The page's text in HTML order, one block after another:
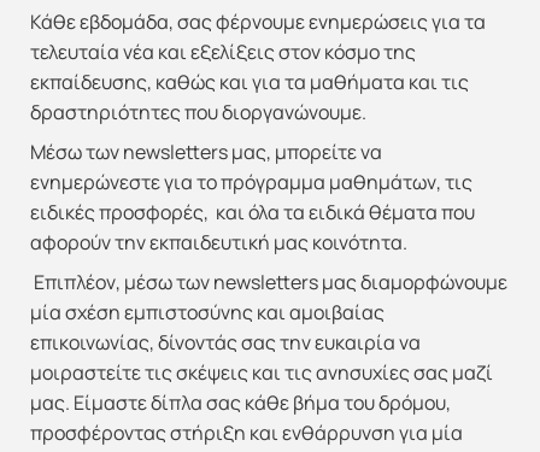
Κάθε εβδομάδα, σας φέρνουμε ενημερώσεις για τα
τελευταία νέα και εξελίξεις στον κόσμο της
εκπαίδευσης, καθώς και για τα μαθήματα και τις
δραστηριότητες που διοργανώνουμε.
Μέσω των newsletters μας, μπορείτε να
ενημερώνεστε για το πρόγραμμα μαθημάτων, τις
ειδικές προσφορές, και όλα τα ειδικά θέματα που
αφορούν την εκπαιδευτική μας κοινότητα.
Επιπλέον, μέσω των newsletters μας διαμορφώνουμε
μία σχέση εμπιστοσύνης και αμοιβαίας
επικοινωνίας, δίνοντάς σας την ευκαιρία να
μοιραστείτε τις σκέψεις και τις ανησυχίες σας μαζί
μας. Είμαστε δίπλα σας κάθε βήμα του δρόμου,
προσφέροντας στήριξη και ενθάρρυνση για μία